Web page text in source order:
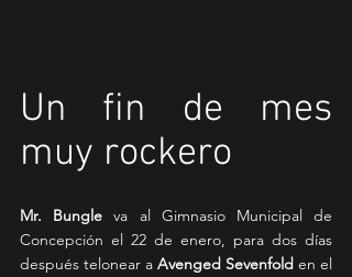
Un fin de mes
muy rockero
Mr. Bungle va al Gimnasio Municipal de
Concepción el 22 de enero, para dos días
después telonear a Avenged Sevenfold en el